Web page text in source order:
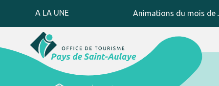
A LA UNE Animations du mois de